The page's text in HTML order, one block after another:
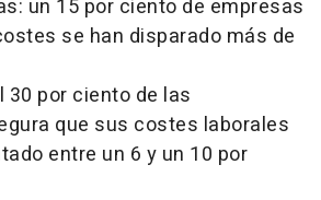
un 15 por ciento de empresas
se han disparado más de
30 por ciento de las
que sus costes laborales
entre un 6 y un 10 por